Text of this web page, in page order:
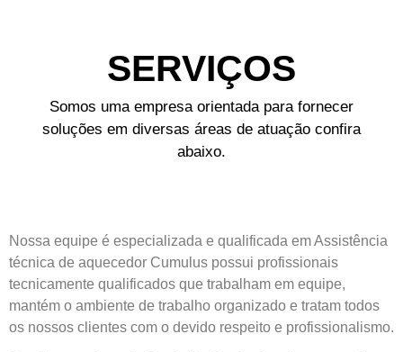
SERVIÇOS
Somos uma empresa orientada para fornecer
soluções em diversas áreas de atuação confira
abaixo.
Nossa equipe é especializada e qualificada em Assistência
técnica de aquecedor Cumulus possui profissionais
tecnicamente qualificados que trabalham em equipe,
mantém o ambiente de trabalho organizado e tratam todos
os nossos clientes com o devido respeito e profissionalismo.